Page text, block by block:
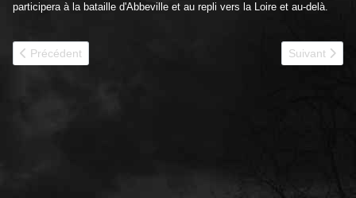
participera à la bataille d'Abbeville et au repli vers la Loire et au-delà.
Article précédent : 1940 - 25e BCC historique
Précédent Article
Suivant